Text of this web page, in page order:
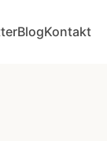
BlogKontakt